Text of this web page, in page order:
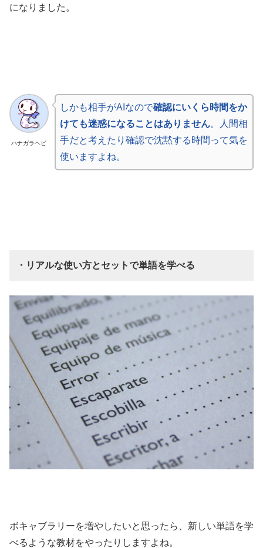
になりました。
ハナガラヘビ
しかも相手がAIなので確認にいくら時間をか
けても迷惑になることはありません。人間相
手だと考えたり確認で沈黙する時間って気を
使いますよね。
・リアルな使い方とセットで単語を学べる
ボキャブラリーを増やしたいと思ったら、新しい単語を学
べるような教材をやったりしますよね。